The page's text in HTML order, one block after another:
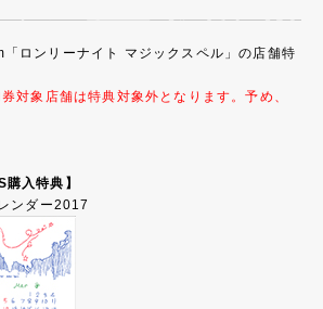
ロンリーナイト マジックスペル」の店舗特
対象店舗は特典対象外となります。予め、
入特典】
ンダー2017